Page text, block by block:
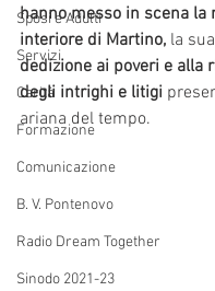
Sposi e Adulti
Servizi
Carità
Formazione
Comunicazione
B. V. Pontenovo
Radio Dream Together
Sinodo 2021-23
hanno messo in scena la
interiore di Martino, la sua
dedizione ai poveri e alla
degli intrighi e litigi
ariana del tempo.